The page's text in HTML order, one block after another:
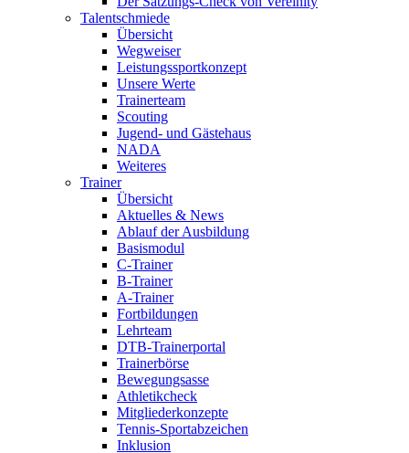
Talentschmiede
Übersicht
Wegweiser
Leistungssportkonzept
Unsere Werte
Trainerteam
Scouting
Jugend- und Gästehaus
NADA
Weiteres
Trainer
Übersicht
Aktuelles & News
Ablauf der Ausbildung
Basismodul
C-Trainer
B-Trainer
A-Trainer
Fortbildungen
Lehrteam
DTB-Trainerportal
Trainerbörse
Bewegungsasse
Athletikcheck
Mitgliederkonzepte
Tennis-Sportabzeichen
Inklusion